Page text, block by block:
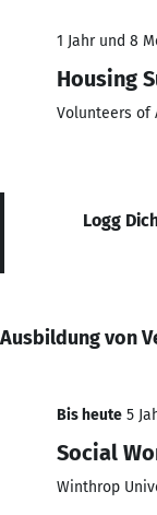
1 Jahr und 8
Housing
Volunteers of
Logg
Ausbildung von
Bis heute 5
Social
Winthrop